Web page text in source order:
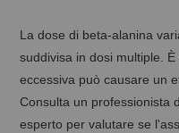
La dose di beta-alanina
suddivisa in dosi multiple.
eccessiva può causare un
Consulta un professionista
esperto per valutare se